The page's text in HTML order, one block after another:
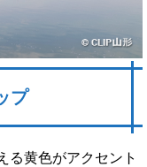
プ
る黄色がアクセント